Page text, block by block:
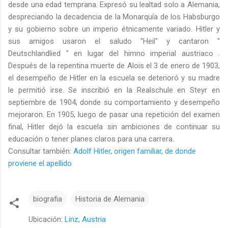
desde una edad temprana. Expresó su lealtad solo a Alemania,
despreciando la decadencia de la Monarquía de los Habsburgo
y su gobierno sobre un imperio étnicamente variado. Hitler y
sus amigos usaron el saludo "Heil" y cantaron "
Deutschlandlied " en lugar del himno imperial austriaco .
Después de la repentina muerte de Alois el 3 de enero de 1903,
el desempeño de Hitler en la escuela se deterioró y su madre
le permitió irse. Se inscribió en la Realschule en Steyr en
septiembre de 1904, donde su comportamiento y desempeño
mejoraron. En 1905, luego de pasar una repetición del examen
final, Hitler dejó la escuela sin ambiciones de continuar su
educación o tener planes claros para una carrera.
Consultar también: Adolf Hitler, origen familiar, de donde
proviene el apellido
biografia Historia de Alemania
Ubicación: Linz, Austria